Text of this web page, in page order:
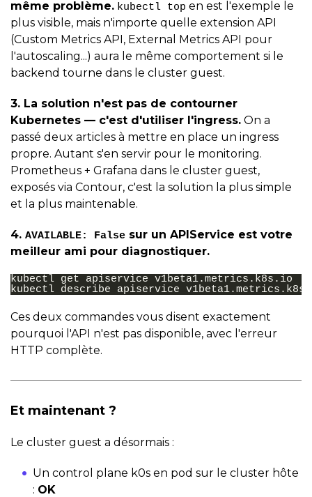
même problème. kubectl top en est l'exemple le
plus visible, mais n'importe quelle extension API
(Custom Metrics API, External Metrics API pour
l'autoscaling...) aura le même comportement si le
backend tourne dans le cluster guest.
3. La solution n'est pas de contourner
Kubernetes — c'est d'utiliser l'ingress. On a
passé deux articles à mettre en place un ingress
propre. Autant s'en servir pour le monitoring.
Prometheus + Grafana dans le cluster guest,
exposés via Contour, c'est la solution la plus simple
et la plus maintenable.
4. AVAILABLE: False sur un APIService est votre
meilleur ami pour diagnostiquer.
kubectl get apiservice v1beta1.metrics.k8s.io
kubectl describe apiservice
Ces deux commandes vous disent exactement
pourquoi l'API n'est pas disponible, avec l'erreur
HTTP complète.
Et maintenant ?
Le cluster guest a désormais :
Un control plane k0s en pod sur le cluster hôte
: OK